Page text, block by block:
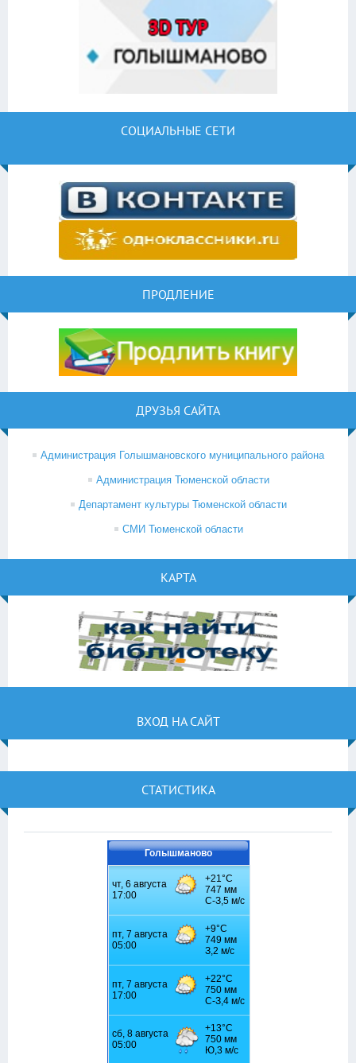
СОЦИАЛЬНЫЕ СЕТИ
ПРОДЛЕНИЕ
ДРУЗЬЯ САЙТА
Администрация Голышмановского муниципального района
Администрация Тюменской области
Департамент культуры Тюменской области
СМИ Тюменской области
КАРТА
ВХОД НА САЙТ
СТАТИСТИКА
Голышманово